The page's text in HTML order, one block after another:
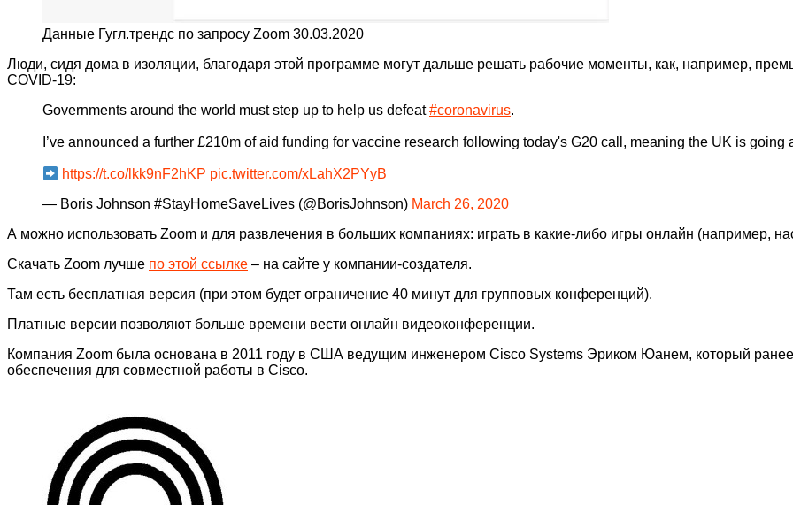
Данные Гугл.трендс по запросу Zoom 30.03.2020
Люди, сидя дома в изоляции, благодаря этой программе могут дальше решать рабочие моменты, как, например,
COVID-19:
Governments around the world must step up to help us defeat#coronavirus.
I’ve announced a further £210m of aid funding for vaccine research following today's G20 call, meaning the UK is
https://t.co/lkk9nF2hKP pic.twitter.com/xLahX2PYyB
— Boris Johnson #StayHomeSaveLives (@BorisJohnson) March 26, 2020
А можно использовать Zoom и для развлечения в больших компаниях: играть в какие-либо игры онлайн (например,
Скачать Zoom лучше по этой ссылке – на сайте у компании-создателя.
Там есть бесплатная версия (при этом будет ограничение 40 минут для групповых конференций).
Платные версии позволяют больше времени вести онлайн видеоконференции.
Компания Zoom была основана в 2011 году в США ведущим инженером Cisco Systems Эриком Юанем, который
обеспечения для совместной работы в Cisco.